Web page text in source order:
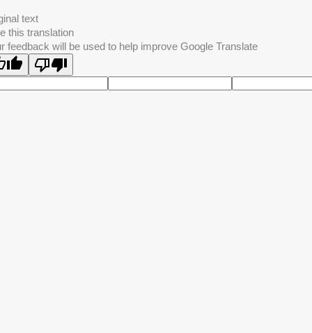
text
this translation
feedback will be used to help improve Google Translate